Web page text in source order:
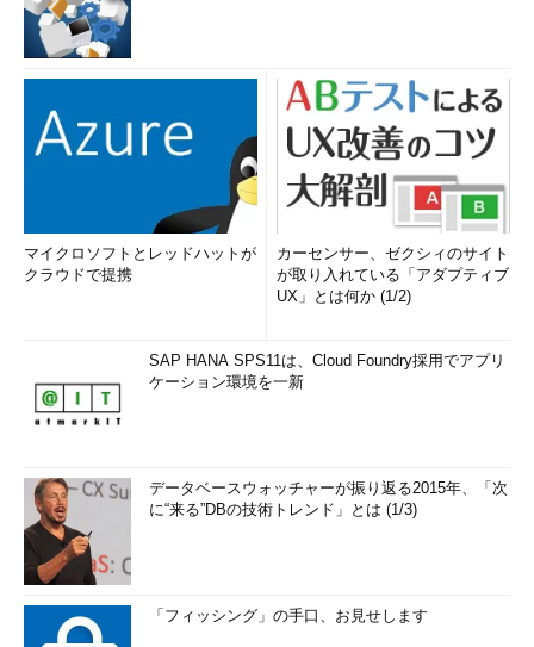
マイクロソフトとレッドハットが
クラウドで提携
カーセンサー、ゼクシィのサイト
が取り入れている「アダプティブ
UX」とは何か (1/2)
SAP HANA SPS11は、Cloud Foundry採用でアプリ
ケーション環境を一新
データベースウォッチャーが振り返る2015年、「次
に“来る”DBの技術トレンド」とは (1/3)
「フィッシング」の手口、お見せします